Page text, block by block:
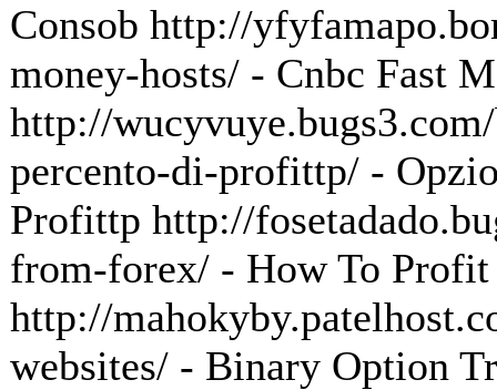
Consob http://
money-hosts/ - Cnbc Fast
http://
percento-di-profittp/ -
Profittp http://
from-forex/ - How To
http://
websites/ - Binary Option